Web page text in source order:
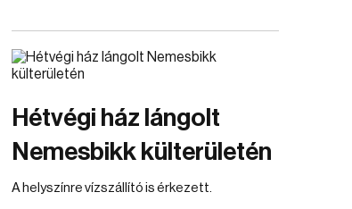
Hétvégi ház lángolt
Nemesbikk külterületén
A helyszínre vízszállító is érkezett.